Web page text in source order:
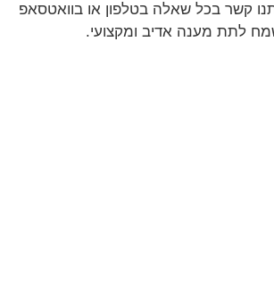
קשר בכל שאלה בטלפון או בוואטסאפ